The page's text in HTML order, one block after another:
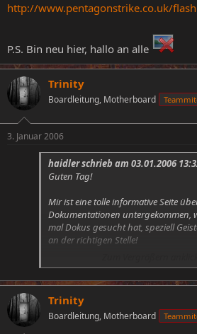
http://www.pentagonstrike.co.uk/
P.S. Bin neu hier, hallo an alle
Trinity
Boardleitung, Motherboard
3. Januar 2006
haidler schrieb am 03.01.2006
Guten Tag!
Mir ist eine tolle informative Seite
Dokumentationen untergekommen,
mal Dokus gesucht hat, speziell
an der richtigen Stelle!
PS: Lasst euch nicht täuschen durch
keine Emule Filesharing Seite
http://www.edokus.de/
Trinity
Boardleitung, Motherboard